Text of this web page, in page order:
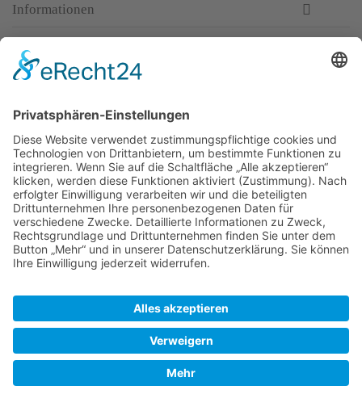
Informationen
Top-Anbieter
Spitzenqualität
Kompetente Beratung
Partner
* Alle Preise inkl. gesetzl. Mehrwertsteuer, inkl. Versandkosten
Warum WACCEX?
Allgemeine Geschäftsbedingungen und Kundeninformationen
Impressum